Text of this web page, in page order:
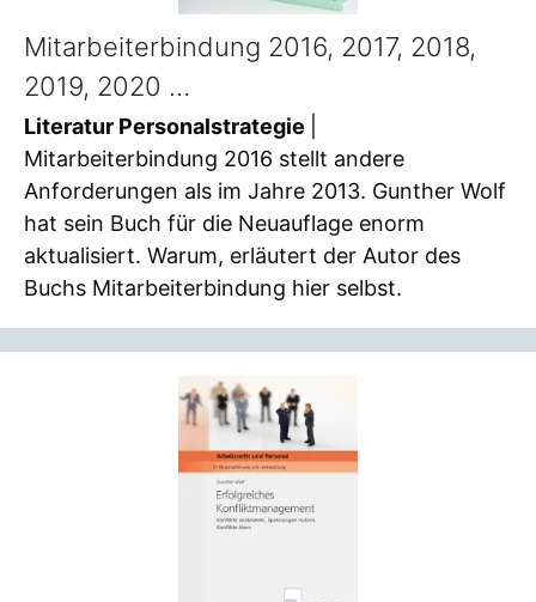
Mitarbeiterbindung 2016, 2017, 2018,
2019, 2020 …
Literatur Personalstrategie
Mitarbeiterbindung 2016 stellt andere
Anforderungen als im Jahre 2013. Gunther Wolf
hat sein Buch für die Neuauflage enorm
aktualisiert. Warum, erläutert der Autor des
Buchs Mitarbeiterbindung hier selbst.